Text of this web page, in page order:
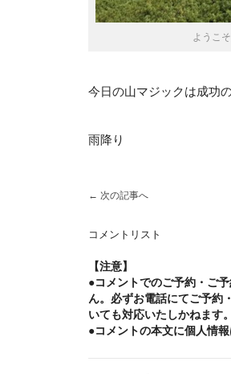
ようこ
今日の山マジックは成功
雨降り
← 次の記事へ
コメントリスト
【注意】
●コメントでのご予約・ご
ん。必ずお電話にてご予約
いても対応いたしかねます
●コメントの本文に個人情